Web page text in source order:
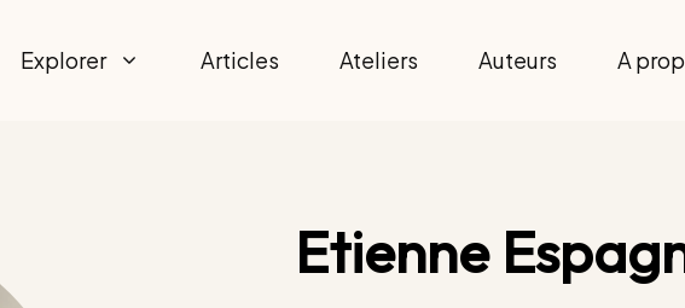
Explorer Articles Ateliers Auteurs A
Etienne